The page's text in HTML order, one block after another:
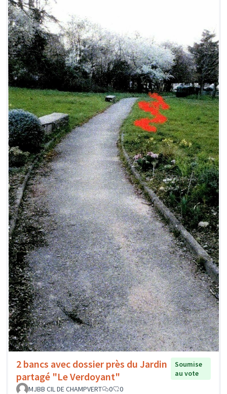
2 bancs avec dossier près du Jardin
partagé "Le Verdoyant"
Soumise
au vote
MJBB CIL DE CHAMPVERT
0 0